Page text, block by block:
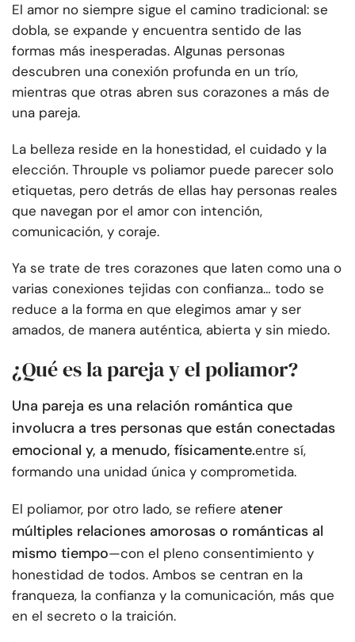
El amor no siempre sigue el camino tradicional: se
dobla, se expande y encuentra sentido de las
formas más inesperadas. Algunas personas
descubren una conexión profunda en un trío,
mientras que otras abren sus corazones a más de
una pareja.
La belleza reside en la honestidad, el cuidado y la
elección. Throuple vs poliamor puede parecer solo
etiquetas, pero detrás de ellas hay personas reales
que navegan por el amor con intención,
comunicación, y coraje.
Ya se trate de tres corazones que laten como una o
varias conexiones tejidas con confianza… todo se
reduce a la forma en que elegimos amar y ser
amados, de manera auténtica, abierta y sin miedo.
¿Qué es la pareja y el poliamor?
Una pareja es una relación romántica que
involucra a tres personas que están conectadas
emocional y, a menudo, físicamente.entre sí,
formando una unidad única y comprometida.
El poliamor, por otro lado, se refiere atener
múltiples relaciones amorosas o románticas al
mismo tiempo—con el pleno consentimiento y
honestidad de todos. Ambos se centran en la
franqueza, la confianza y la comunicación, más que
en el secreto o la traición.